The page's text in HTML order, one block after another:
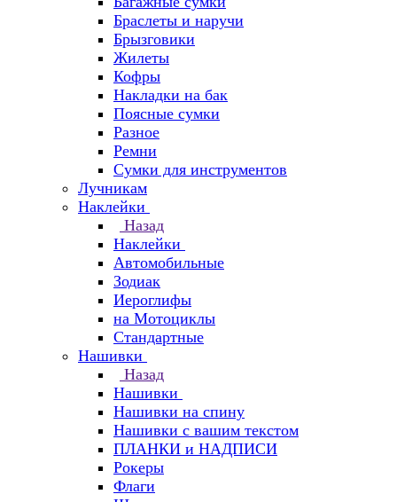
Браслеты и наручи
Брызговики
Жилеты
Кофры
Накладки на бак
Поясные сумки
Разное
Ремни
Сумки для инструментов
Лучникам
Наклейки
Назад
Наклейки
Автомобильные
Зодиак
Иероглифы
на Мотоциклы
Стандартные
Нашивки
Назад
Нашивки
Нашивки на спину
Нашивки с вашим текстом
ПЛАНКИ и НАДПИСИ
Рокеры
Флаги